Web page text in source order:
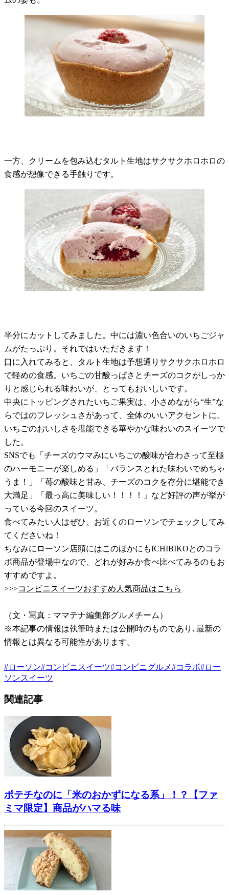
一方、クリームを包み込むタルト生地はサクサクホロホロの
食感が想像できる手触りです。
半分にカットしてみました。中には濃い色合いのいちごジャ
ムがたっぷり。それではいただきます！
口に入れてみると、タルト生地は予想通りサクサクホロホロ
で軽めの食感。いちごの甘酸っぱさとチーズのコクがしっか
りと感じられる味わいが、とってもおいしいです。
中央にトッピングされたいちご果実は、小さめながら“生”な
らではのフレッシュさがあって、全体のいいアクセントに。
いちごのおいしさを堪能できる華やかな味わいのスイーツで
した。
SNSでも「チーズのウマみにいちごの酸味が合わさって至極
のハーモニーが楽しめる」「バランスとれた味わいでめちゃ
うま！」「苺の酸味と甘み、チーズのコクを存分に堪能でき
大満足」「最っ高に美味しい！！！！」など好評の声が挙が
っている今回のスイーツ。
食べてみたい人はぜひ、お近くのローソンでチェックしてみ
てくださいね！
ちなみにローソン店頭にはこのほかにもICHIBIKOとのコラ
ボ商品が登場中なので、どれが好みか食べ比べてみるのもお
すすめですよ。
>>>コンビニスイーツおすすめ人気商品はこちら
（文・写真：ママテナ編集部グルメチーム）
※本記事の情報は執筆時または公開時のものであり､最新の
情報とは異なる可能性があります。
#ローソン#コンビニスイーツ#コンビニグルメ#コラボ#ロー
ソンスイーツ
関連記事
ポテチなのに「米のおかずになる系」！？【ファ
ミマ限定】商品がハマる味